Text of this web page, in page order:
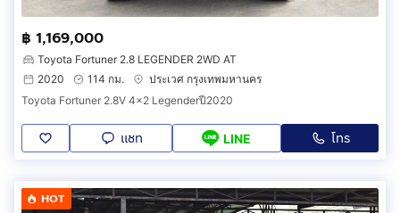
฿ 1,169,000
Toyota Fortuner 2.8 LEGENDER 2WD AT
2020
114 กม.
ประเวศ กรุงเทพมหานคร
Toyota Fortuner 2.8V 4×2 Legenderปี2020
แชท LINE โทร
HOT